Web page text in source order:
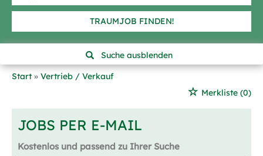
TRAUMJOB FINDEN!
Suche ausblenden
Start
Vertrieb / Verkauf
Merkliste (0)
JOBS PER E-MAIL
Kostenlos und passend zu Ihrer Suche